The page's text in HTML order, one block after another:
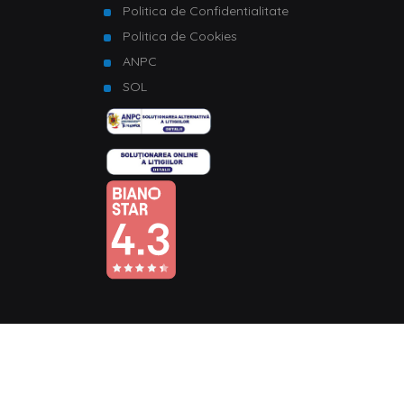
Politica de Confidentialitate
Politica de Cookies
ANPC
SOL